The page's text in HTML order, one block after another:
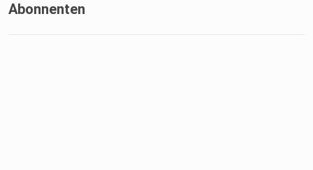
Abonnenten